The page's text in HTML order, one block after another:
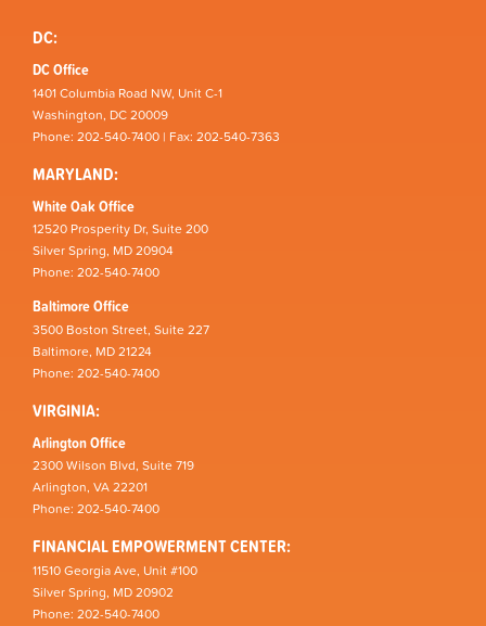
DC:
DC Office
1401 Columbia Road NW, Unit C-1
Washington, DC 20009
Phone: 202-540-7400 | Fax: 202-540-7363
MARYLAND:
White Oak Office
12520 Prosperity Dr, Suite 200
Silver Spring, MD 20904
Phone: 202-540-7400
Baltimore Office
3500 Boston Street, Suite 227
Baltimore, MD 21224
Phone: 202-540-7400
VIRGINIA:
Arlington Office
2300 Wilson Blvd, Suite 719
Arlington, VA 22201
Phone: 202-540-7400
FINANCIAL EMPOWERMENT CENTER:
11510 Georgia Ave, Unit #100
Silver Spring, MD 20902
Phone: 202-540-7400